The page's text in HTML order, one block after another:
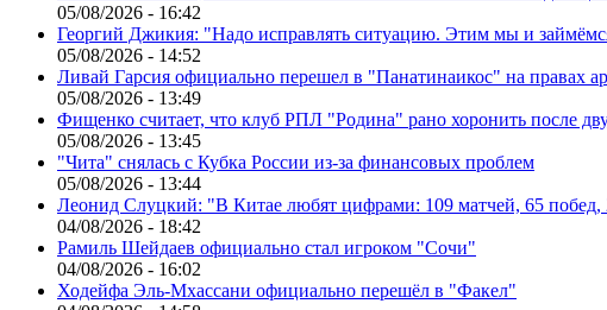
05/08/2026 - 16:42
Георгий Джикия: "Надо исправлять ситуацию. Этим мы и
05/08/2026 - 14:52
Ливай Гарсия официально перешел в "Панатинаикос" на правах
05/08/2026 - 13:49
Фищенко считает, что клуб РПЛ "Родина" рано хоронить после
05/08/2026 - 13:45
"Чита" снялась с Кубка России из-за финансовых проблем
05/08/2026 - 13:44
Леонид Слуцкий: "В Китае любят цифрами: 109 матчей, 65 побед,
04/08/2026 - 18:42
Рамиль Шейдаев официально стал игроком "Сочи"
04/08/2026 - 16:02
Ходейфа Эль-Мхассани официально перешёл в "Факел"